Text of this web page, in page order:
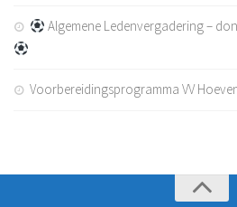
Algemene Ledenvergadering –
Voorbereidingsprogramma VV